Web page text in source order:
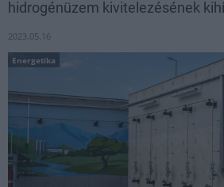
hidrogénüzem kivitelezésének
2023.05.16
Energetika